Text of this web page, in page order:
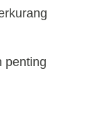
penting